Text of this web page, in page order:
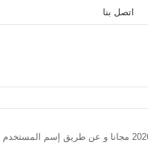
اتصل بنا